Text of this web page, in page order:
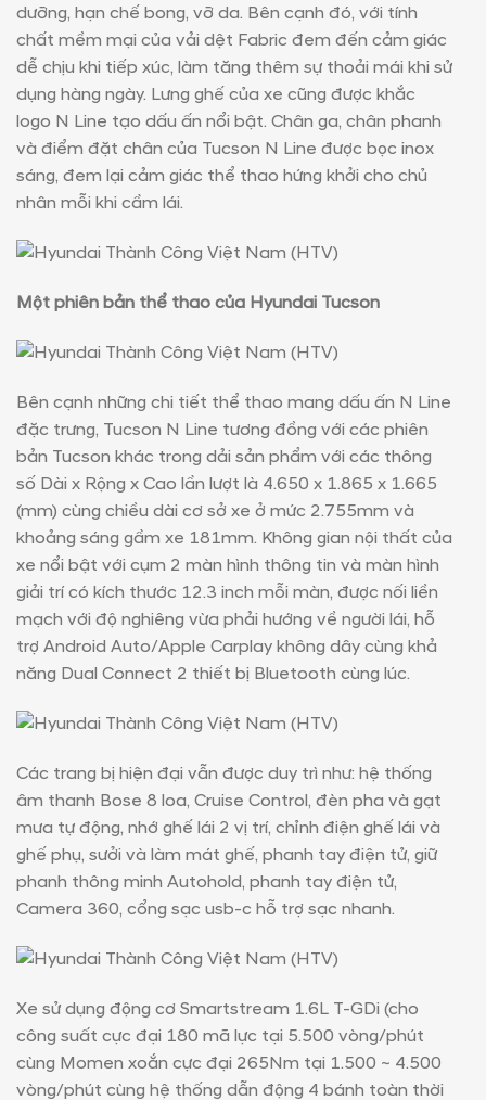
dưỡng, hạn chế bong, vỡ da. Bên cạnh đó, với tính
chất mềm mại của vải dệt Fabric đem đến cảm giác
dễ chịu khi tiếp xúc, làm tăng thêm sự thoải mái khi sử
dụng hàng ngày. Lưng ghế của xe cũng được khắc
logo N Line tạo dấu ấn nổi bật. Chân ga, chân phanh
và điểm đặt chân của Tucson N Line được bọc inox
sáng, đem lại cảm giác thể thao hứng khởi cho chủ
nhân mỗi khi cầm lái.
Một phiên bản thể thao của Hyundai Tucson
Bên cạnh những chi tiết thể thao mang dấu ấn N Line
đặc trưng, Tucson N Line tương đồng với các phiên
bản Tucson khác trong dải sản phẩm với các thông
số Dài x Rộng x Cao lần lượt là 4.650 x 1.865 x 1.665
(mm) cùng chiều dài cơ sở xe ở mức 2.755mm và
khoảng sáng gầm xe 181mm. Không gian nội thất của
xe nổi bật với cụm 2 màn hình thông tin và màn hình
giải trí có kích thước 12.3 inch mỗi màn, được nối liền
mạch với độ nghiêng vừa phải hướng về người lái, hỗ
trợ Android Auto/Apple Carplay không dây cùng khả
năng Dual Connect 2 thiết bị Bluetooth cùng lúc.
Các trang bị hiện đại vẫn được duy trì như: hệ thống
âm thanh Bose 8 loa, Cruise Control, đèn pha và gạt
mưa tự động, nhớ ghế lái 2 vị trí, chỉnh điện ghế lái và
ghế phụ, sưởi và làm mát ghế, phanh tay điện tử, giữ
phanh thông minh Autohold, phanh tay điện tử,
Camera 360, cổng sạc usb-c hỗ trợ sạc nhanh.
Xe sử dụng động cơ Smartstream 1.6L T-GDi (cho
công suất cực đại 180 mã lực tại 5.500 vòng/phút
cùng Momen xoắn cực đại 265Nm tại 1.500 ~ 4.500
vòng/phút cùng hệ thống dẫn động 4 bánh toàn thời
ĐĂNG KÝ NHẬN BÁO
GIÁ
Họ và tên*
×